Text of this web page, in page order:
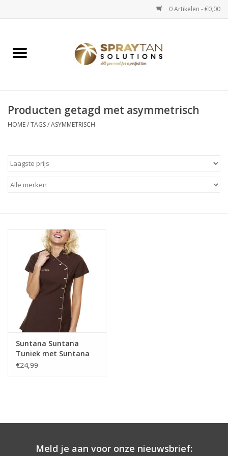
0 Artikelen - €0,00
Home
Spray Tan Starterspakketten
Selftan producten
Onderdelen
Ventilatoren / Afzuiging
Promotie materiaal
Salon kleding
Vraag hier om een vrijblijvend
Producten getagd met asymmetrisch
HOME/TAGS/ASYMMETRISCH
Suntana Suntana
Tuniek met Suntana
logo bedrukt
€24,99
Meld je aan voor onze nieuwsbrief: